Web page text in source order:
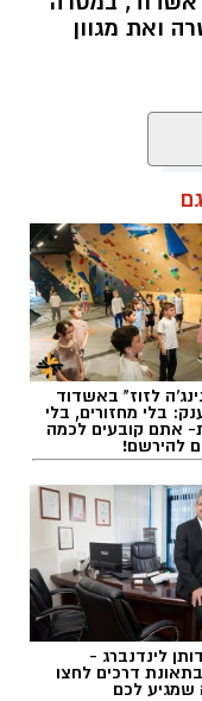
ואת מגוון
לזוז" באשדוד
בלי מחזורים, בלי
אתם קובעים לכמה
להירשם!
לינדנברג -
דרכים לחצו
לכם